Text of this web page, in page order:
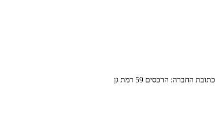
כתובת החברה: הרכסים 59 רמת גן